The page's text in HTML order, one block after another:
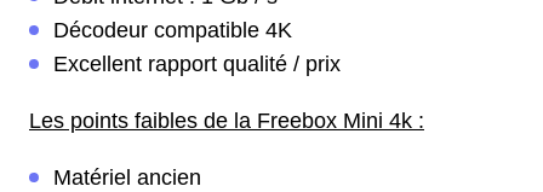
Décodeur compatible 4K
Excellent rapport qualité / prix
Les points faibles de la Freebox Mini 4k :
Matériel ancien